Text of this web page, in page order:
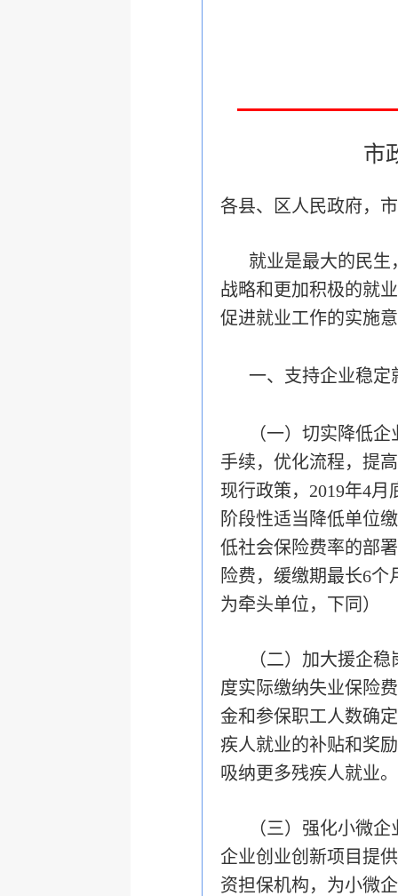
市
各县、区人民政府，
就业是最大的民
战略和更加积极的就
促进就业工作的实施
一、支持企业稳定
（一）切实降低
手续，优化流程，提
现行政策，2019年4
阶段性适当降低单位
低社会保险费率的部
险费，缓缴期最长6
为牵头单位，下同）
（二）加大援企
度实际缴纳失业保险
金和参保职工人数确定
疾人就业的补贴和奖
吸纳更多残疾人就业
（三）强化小微
企业创业创新项目提
资担保机构，为小微